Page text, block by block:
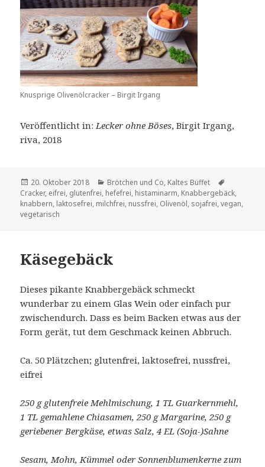
Knusprige Olivenölcracker – Birgit Irgang
Veröffentlicht in:Lecker ohne Böses, Birgit Irgang,
riva, 2018
Veröffentlicht
am
20. Oktober 2018 Kategorien
Brötchen und Co, Kaltes Büffet
Cracker, eifrei, glutenfrei, hefefrei, histaminarm, Knabbergebäck,
knabbern, laktosefrei, milchfrei, nussfrei, Olivenöl, sojafrei,vegan,
vegetarisch
Käsegebäck
Dieses pikante Knabbergebäck schmeckt
wunderbar zu einem Glas Wein oder einfach pur
zwischendurch. Dass es beim Backen etwas aus der
Form gerät, tut dem Geschmack keinen Abbruch.
Ca. 50 Plätzchen; glutenfrei, laktosefrei, nussfrei,
eifrei
250 g glutenfreie Mehlmischung, 1 TL Guarkernmehl,
1 TL gemahlene Chiasamen, 250 g Margarine, 250 g
geriebener Bergkäse, etwas Salz, 4 EL (Soja-)Sahne
Sesam, Mohn, Kümmel oder Sonnenblumenkerne zum